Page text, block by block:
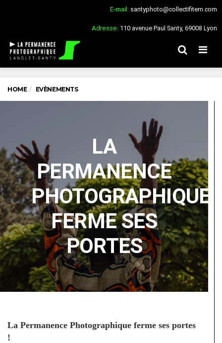
E-mail: santyphoto@collectifitem.com
Adresse: 110 avenue Paul Santy, 69008 Lyon
HOME EVÈNEMENTS
LA
PERMANENCE
PHOTOGRAPHIQUE
FERME SES
PORTES
La Permanence Photographique ferme ses portes
!